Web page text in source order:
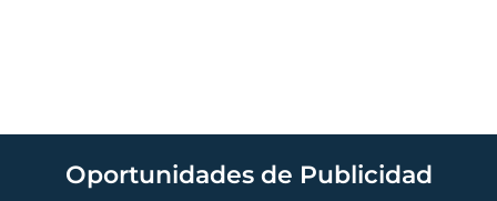
Oportunidades de Publicidad